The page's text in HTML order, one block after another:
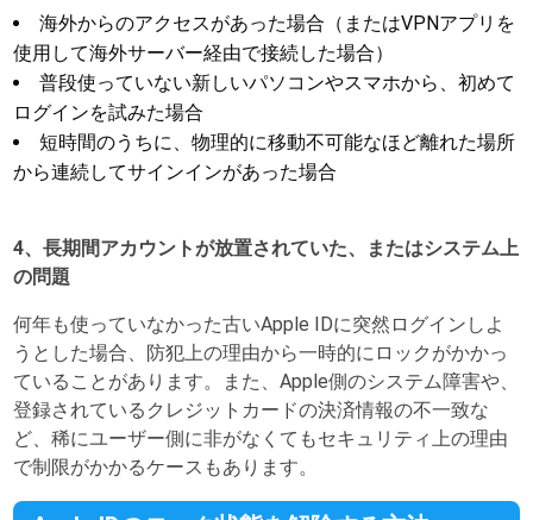
海外からのアクセスがあった場合（またはVPNアプリを
使用して海外サーバー経由で接続した場合）
普段使っていない新しいパソコンやスマホから、初めて
ログインを試みた場合
短時間のうちに、物理的に移動不可能なほど離れた場所
から連続してサインインがあった場合
4、長期間アカウントが放置されていた、またはシステム上
の問題
何年も使っていなかった古いApple IDに突然ログインしよ
うとした場合、防犯上の理由から一時的にロックがかかっ
ていることがあります。また、Apple側のシステム障害や、
登録されているクレジットカードの決済情報の不一致な
ど、稀にユーザー側に非がなくてもセキュリティ上の理由
で制限がかかるケースもあります。